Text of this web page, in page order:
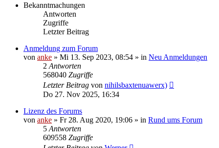
Bekanntmachungen
Antworten
Zugriffe
Letzter Beitrag
Anmeldung zum Forum
von anke » Mi 13. Sep 2023, 08:54 » in Neu Anmeldungen
2 Antworten
568040 Zugriffe
Letzter Beitrag von nihilsbaxtenuawerx)
Do 27. Nov 2025, 16:34
Lizenz des Forums
von anke » Fr 28. Aug 2020, 19:06 » in Rund ums Forum
5 Antworten
609558 Zugriffe